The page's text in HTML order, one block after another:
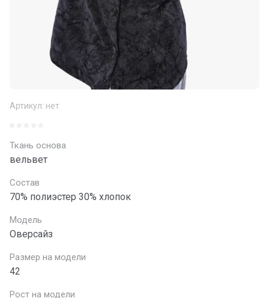
Артикул: нет
Ткань основа
вельвет
Состав
70% полиэстер 30% хлопок
Модель
Оверсайз
Размер на модели
42
Рост на модели